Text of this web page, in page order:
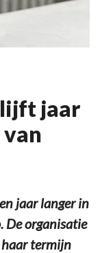
jaar
jaar langer in
De organisatie
termijn